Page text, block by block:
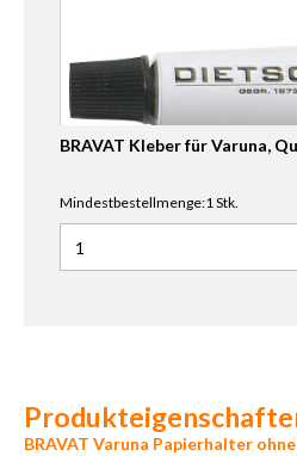
BRAVAT Kleber für Varuna,
Mindestbestellmenge:1 Stk.
Anzahl für BRAVAT Kleber
BRAVAT Varuna Papierhalter